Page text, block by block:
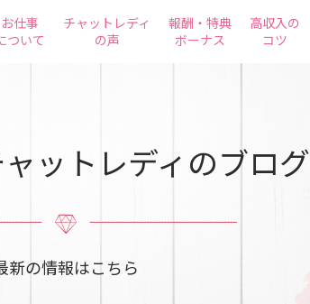
お仕事
ついて
チャットレディ
の声
報酬・特典
ボーナス
高収入の
コツ
ットレディのブログ
新の情報はこちら